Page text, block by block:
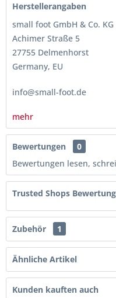
Herstellerangaben
small foot GmbH & Co. KG
Achimer Straße 5
27755 Delmenhorst
Germany, EU
info@small-foot.de
mehr
Bewertungen
0
Bewertungen lesen,
Trusted Shops
Zubehör 1
Ähnliche Artikel
Kunden kauften auch